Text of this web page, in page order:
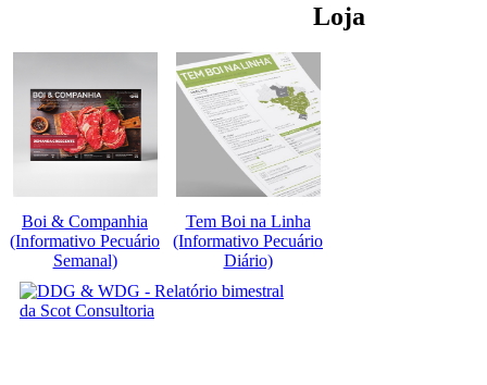
Loja
Boi & Companhia
(Informativo Pecuário
Semanal)
Tem Boi na Linha
(Informativo Pecuário
Diário)